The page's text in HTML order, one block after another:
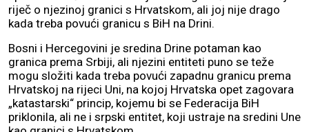
riječ o njezinoj granici s Hrvatskom, ali joj nije drago
kada treba povući granicu s BiH na Drini.
Bosni i Hercegovini je sredina Drine potaman kao
granica prema Srbiji, ali njezini entiteti puno se teže
mogu složiti kada treba povući zapadnu granicu prema
Hrvatskoj na rijeci Uni, na kojoj Hrvatska opet zagovara
„katastarski“ princip, kojemu bi se Federacija BiH
priklonila, ali ne i srpski entitet, koji ustraje na sredini Une